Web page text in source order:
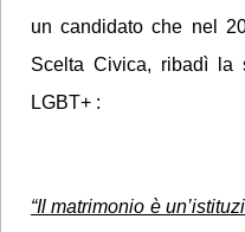
un candidato che nel
Scelta Civica, ribadì la
LGBT+ :
“Il matrimonio è